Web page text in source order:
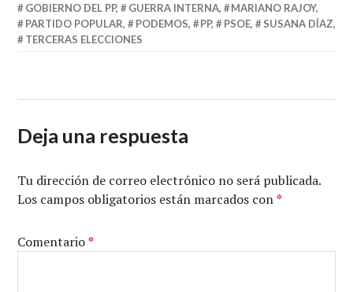
GOBIERNO DEL PP, GUERRA INTERNA, MARIANO RAJOY,
PARTIDO POPULAR, PODEMOS, PP, PSOE, SUSANA DÍAZ,
TERCERAS ELECCIONES
Deja una respuesta
Tu dirección de correo electrónico no será publicada.
Los campos obligatorios están marcados con*
Comentario*